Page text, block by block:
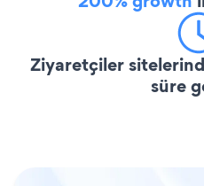
Ziyaretçiler
süre